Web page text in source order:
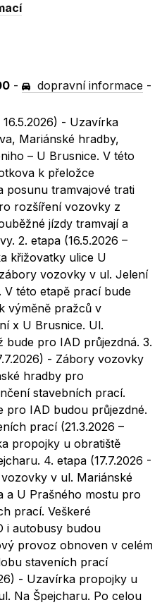
- dopravní informace -
16.5.2026) - Uzavírka
Mariánské hradby,
– U Brusnice. V této
k přeložce
posunu tramvajové trati
rozšíření vozovky z
jízdy tramvají a
2. etapa (16.5.2026 –
křižovatky ulice U
vozovky v ul. Jelení
V této etapě prací bude
výměně pražců v
x U Brusnice. Ul.
bude pro IAD průjezdná. 3.
- Zábory vozovky
hradby pro
stavebních prací.
pro IAD budou průjezdné.
prací (21.3.2026 –
propojky u obratiště
4. etapa (17.7.2026 -
v ul. Mariánské
a U Prašného mostu pro
prací. Veškeré
i autobusy budou
provoz obnoven v celém
staveních prací
- Uzavírka propojky u
Na Špejcharu. Po celou